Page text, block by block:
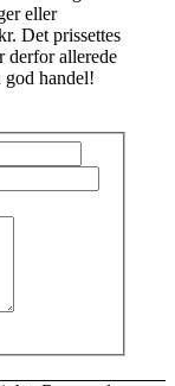
eller
Det prissettes
derfor allerede
god handel!